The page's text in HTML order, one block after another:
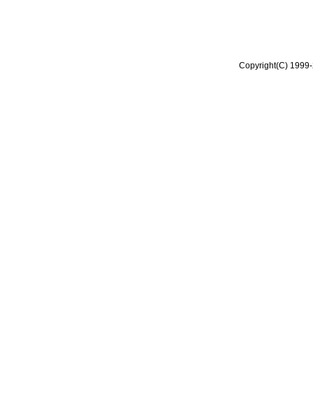
Copyright(C)